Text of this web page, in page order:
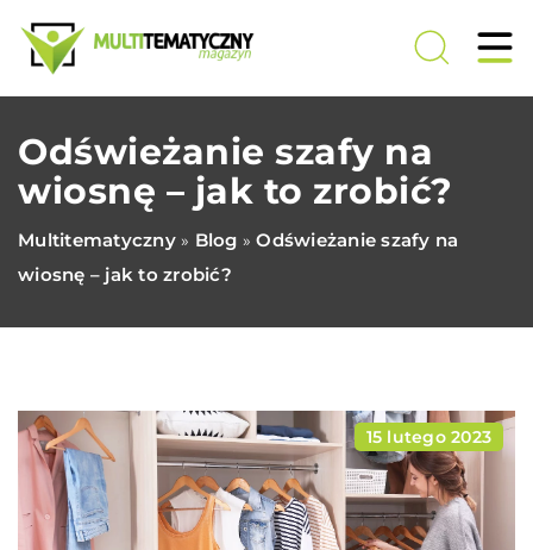
Odświeżanie szafy na
wiosnę – jak to zrobić?
Multitematyczny» Blog »Odświeżanie szafy na
wiosnę – jak to zrobić?
15 lutego 2023